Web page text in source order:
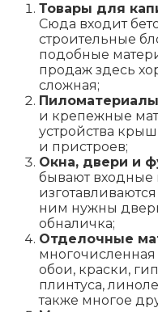
Товары для
Сюда входит
строительные
подобные
продаж здесь
сложная;
и крепежные
устройства
и пристроев;
Окна, двери и
бывают
ним нужны
обналичка;
Отделочные
многочисленная
обои, краски,
плинтуса,
также многое